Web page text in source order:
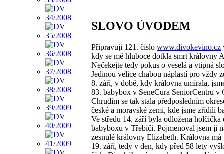
SLOVO ÚVODEM
Připravuji 121. číslo www.divokevino.cz
kdy se mě hluboce dotkla smrt královny
Nečekejte tedy pokus o veselá a vtipná
Jedinou velice chabou náplastí pro vždy
8. září, v době, kdy královna umírala,
83. babybox v SeneCura SeniorCentru v
Chrudim se tak stala předposledním
české a moravské zemi, kde jsme zřídili
Ve středu 14. září byla odložena holčička
babyboxu v Třebíči. Pojmenoval jsem ji
zesnulé královny Elizabeth. Královna má
19. září, tedy v den, kdy před 58 lety